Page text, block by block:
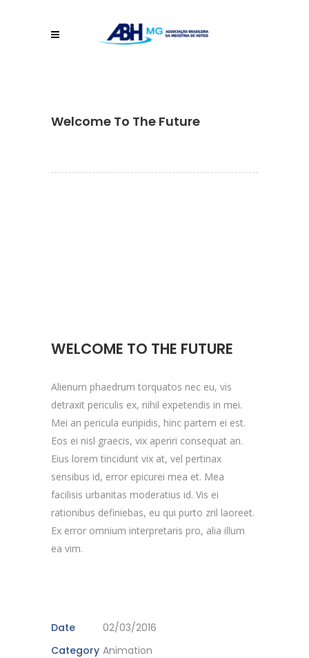
Welcome To The Future
WELCOME TO THE FUTURE
Alienum phaedrum torquatos nec eu, vis
detraxit periculis ex, nihil expetendis in mei.
Mei an pericula euripidis, hinc partem ei est.
Eos ei nisl graecis, vix aperiri consequat an.
Eius lorem tincidunt vix at, vel pertinax
sensibus id, error epicurei mea et. Mea
facilisis urbanitas moderatius id. Vis ei
rationibus definiebas, eu qui purto zril laoreet.
Ex error omnium interpretaris pro, alia illum
ea vim.
Date
02/03/2016
Category Animation